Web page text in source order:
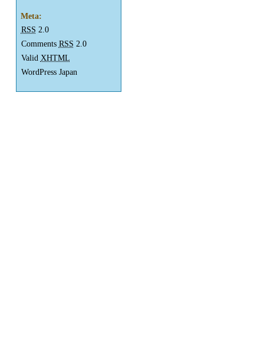
Meta:
RSS 2.0
Comments RSS 2.0
Valid XHTML
WordPress Japan